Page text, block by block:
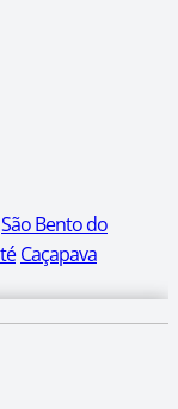
São Bento do
Caçapava